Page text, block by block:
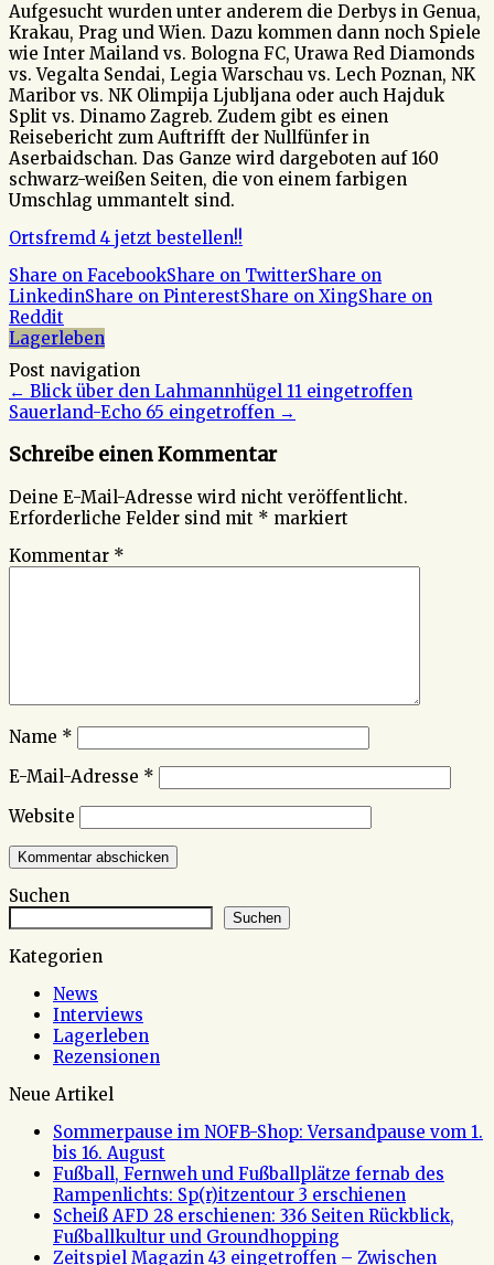
Aufgesucht wurden unter anderem die Derbys in Genua,
Krakau, Prag und Wien. Dazu kommen dann noch Spiele
wie Inter Mailand vs. Bologna FC, Urawa Red Diamonds
vs. Vegalta Sendai, Legia Warschau vs. Lech Poznan, NK
Maribor vs. NK Olimpija Ljubljana oder auch Hajduk
Split vs. Dinamo Zagreb. Zudem gibt es einen
Reisebericht zum Auftrifft der Nullfünfer in
Aserbaidschan. Das Ganze wird dargeboten auf 160
schwarz-weißen Seiten, die von einem farbigen
Umschlag ummantelt sind.
Ortsfremd 4 jetzt bestellen!!
Share on FacebookShare on TwitterShare on
LinkedinShare on PinterestShare on XingShare on
Reddit
Lagerleben
Post navigation
← Blick über den Lahmannhügel 11 eingetroffen
Sauerland-Echo 65 eingetroffen →
Schreibe einen Kommentar
Deine E-Mail-Adresse wird nicht veröffentlicht.
Erforderliche Felder sind mit * markiert
Kommentar *
Name *
E-Mail-Adresse *
Website
Suchen
Suchen
Kategorien
News
Interviews
Lagerleben
Rezensionen
Neue Artikel
Sommerpause im NOFB-Shop: Versandpause vom 1.
bis 16. August
Fußball, Fernweh und Fußballplätze fernab des
Rampenlichts: Sp(r)itzentour 3 erschienen
Scheiß AFD 28 erschienen: 336 Seiten Rückblick,
Fußballkultur und Groundhopping
Zeitspiel Magazin 43 eingetroffen – Zwischen